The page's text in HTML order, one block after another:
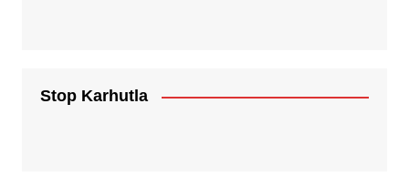
Stop Karhutla